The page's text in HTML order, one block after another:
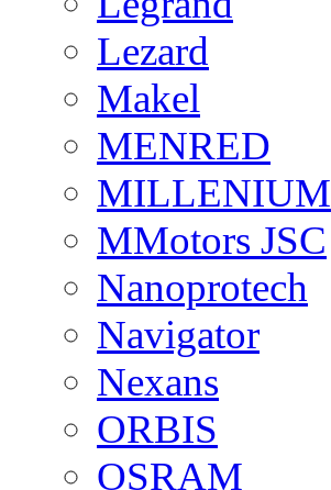
Lezard
Makel
MENRED
MILLENIUM
MMotors JSC
Nanoprotech
Navigator
Nexans
ORBIS
OSRAM